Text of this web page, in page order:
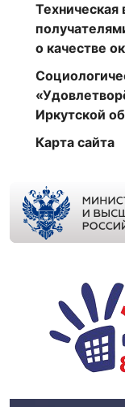
о качестве
Иркутской
Карта сайта